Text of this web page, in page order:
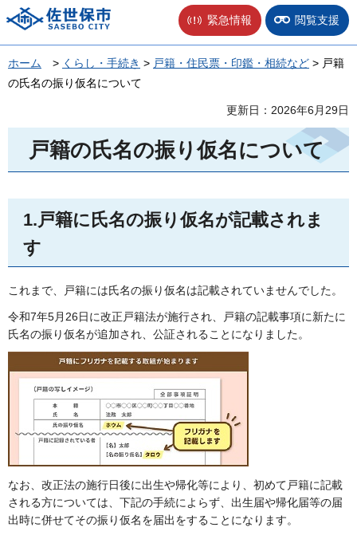
佐世保市 緊急情報 閲覧支援
ホーム > くらし・手続き > 戸籍・住民票・印鑑・相続など > 戸籍
の氏名の振り仮名について
更新日：2026年6月29日
戸籍の氏名の振り仮名について
1.戸籍に氏名の振り仮名が記載されま
す
これまで、戸籍には氏名の振り仮名は記載されていませんでした。
令和7年5月26日に改正戸籍法が施行され、戸籍の記載事項に新たに
氏名の振り仮名が追加され、公証されることになりました。
なお、改正法の施行日後に出生や帰化等により、初めて戸籍に記載
される方については、下記の手続によらず、出生届や帰化届等の届
出時に併せてその振り仮名を届出をすることになります。